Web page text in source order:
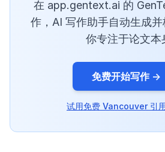
在 app.gentext.ai 的
作，AI 写作助手自动生成
你专注于论文本
免费开始写作 →
试用免费 Vancouver 引